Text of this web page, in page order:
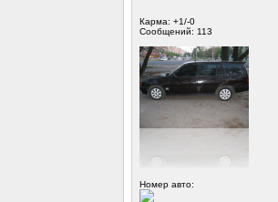
Карма: +1/-0
Сообщений: 113
Номер авто: